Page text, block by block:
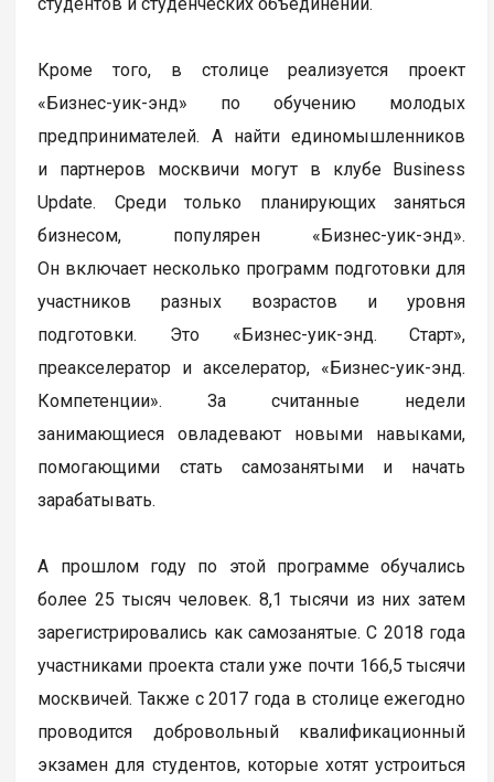
Кроме того, в столице реализуется проект
«Бизнес-уик-энд» по обучению молодых
предпринимателей. А найти единомышленников
и партнеров москвичи могут в клубе Business
Update. Среди только планирующих заняться
бизнесом, популярен «Бизнес-уик-энд».
Он включает несколько программ подготовки для
участников разных возрастов и уровня
подготовки. Это «Бизнес-уик-энд. Старт»,
преакселератор и акселератор, «Бизнес-уик-энд.
Компетенции». За считанные недели
занимающиеся овладевают новыми навыками,
помогающими стать самозанятыми и начать
зарабатывать.
А прошлом году по этой программе обучались
более 25 тысяч человек. 8,1 тысячи из них затем
зарегистрировались как самозанятые. С 2018 года
участниками проекта стали уже почти 166,5 тысячи
москвичей. Также с 2017 года в столице ежегодно
проводится добровольный квалификационный
экзамен для студентов, которые хотят устроиться